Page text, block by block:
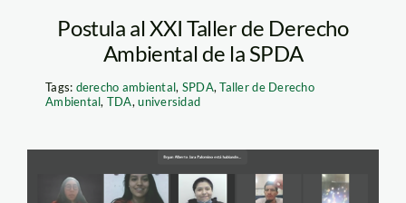
Postula al XXI Taller de Derecho
Ambiental de la SPDA
Tags: derecho ambiental, SPDA,Taller de Derecho
Ambiental, TDA,universidad